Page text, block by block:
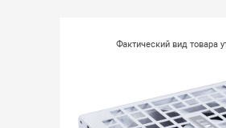
Фактический вид товара